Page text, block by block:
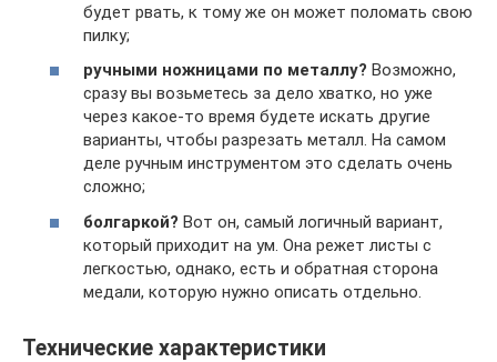
будет рвать, к тому же он может поломать свою
пилку;
ручными ножницами по металлу? Возможно,
сразу вы возьметесь за дело хватко, но уже
через какое-то время будете искать другие
варианты, чтобы разрезать металл. На самом
деле ручным инструментом это сделать очень
сложно;
болгаркой? Вот он, самый логичный вариант,
который приходит на ум. Она режет листы с
легкостью, однако, есть и обратная сторона
медали, которую нужно описать отдельно.
Технические характеристики